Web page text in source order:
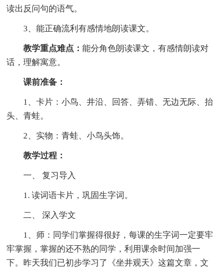
读出反问句的语气。
3、能正确流利有感情地朗读课文。
教学重点难点：能分角色朗读课文，有感情朗读对
话，理解寓意。
课前准备：
1、卡片：小鸟、井沿、回答、弄错、无边无际、抬
头、青蛙。
2、实物：青蛙、小鸟头饰。
教学过程：
一、 复习导入
1. 读词语卡片，巩固生字词。
二、 深入学文
1、师：同学们掌握得很好，每课的生字词一定要牢
牢掌握，掌握的还不熟的同学，利用课余时间加强一
下。昨天我们已初步学习了《坐井观天》这篇文章，文